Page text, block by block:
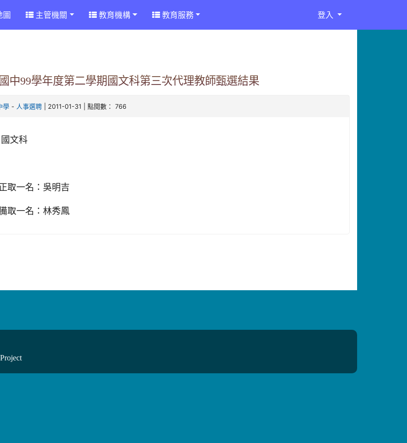
圖 主管機關 教育機構 教育服務 登入
中99學年度第二學期國文科第三次代理教師甄選結果
學 - 人事選聘 | 2011-01-31 | 點閱數： 766
文科
：吳明吉
：林秀鳳